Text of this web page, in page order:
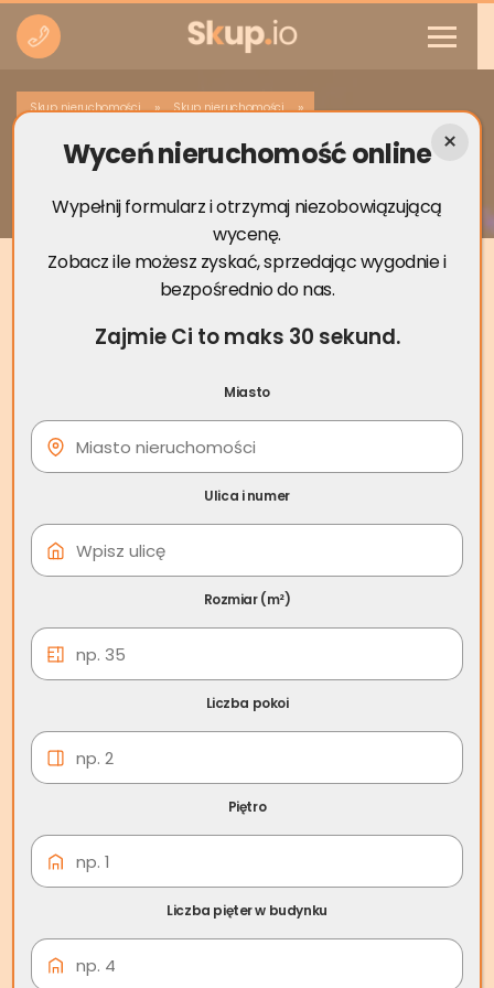
Skup nieruchomości » Skup nieruchomości »
Skup nieruchomości Kożuchów
09 czeSkup nieruchomości
Kożuchów
Wyceń nieruchomość online
Wypełnij formularz i otrzymaj niezobowiązującą
wycenę.
Zobacz ile możesz zyskać, sprzedając wygodnie i
bezpośrednio do nas.
Zajmie Ci to maks 30 sekund.
Miasto
Ulica i numer
Rozmiar (m²)
Liczba pokoi
Piętro
Liczba pięter w budynku